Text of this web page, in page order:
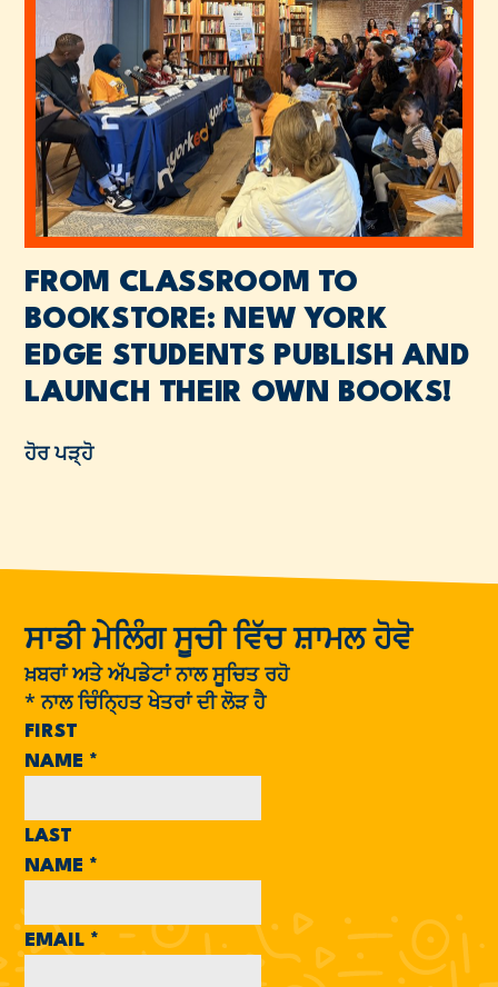
FROM CLASSROOM TO
BOOKSTORE: NEW YORK
EDGE STUDENTS PUBLISH AND
LAUNCH THEIR OWN BOOKS!
ਹੋਰ ਪੜ੍ਹੋ
ਸਾਡੀ ਮੇਲਿੰਗ ਸੂਚੀ ਵਿੱਚ ਸ਼ਾਮਲ ਹੋਵੋ
ਖ਼ਬਰਾਂ ਅਤੇ ਅੱਪਡੇਟਾਂ ਨਾਲ ਸੂਚਿਤ ਰਹੋ
* ਨਾਲ ਚਿੰਨ੍ਹਿਤ ਖੇਤਰਾਂ ਦੀ ਲੋੜ ਹੈ
FIRST
NAME *
LAST
NAME *
EMAIL *